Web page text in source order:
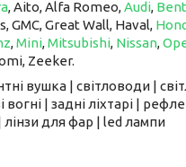
, Aito, Alfa Romeo,Audi,
GMC, Great Wall, Haval,
,Mini,Mitsubishi, Nissan,
Zeeker.
вушка | світловоди |
| задні ліхтарі |
для фар | led лампи